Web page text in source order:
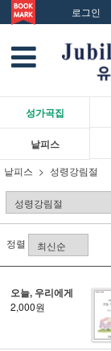
로그인
성가곡집
낱피스
낱피스 성령강림절
정렬
오늘, 우리에게
2,000원